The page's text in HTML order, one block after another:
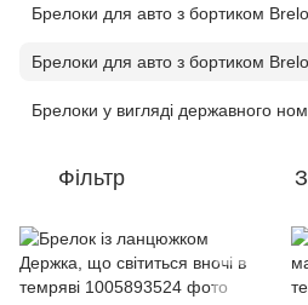
Брелоки у вигляді державного
Фільтр